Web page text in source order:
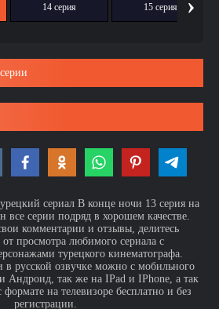
14 серия 15 серия
сериал В конце ночи 13 серия на
все серии подряд в хорошем качестве.
комментарии и отзывы, делитесь
просмотра любимого сериала с
турецкого кинематографа.
в русской озвучке можно с мобильного
Андроид, так же на IPad и IPhone, а так
на телевизоре бесплатно и без
регистрации.